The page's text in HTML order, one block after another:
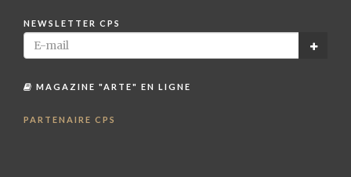
NEWSLETTER CPS
MAGAZINE "ARTE" EN LIGNE
PARTENAIRE CPS